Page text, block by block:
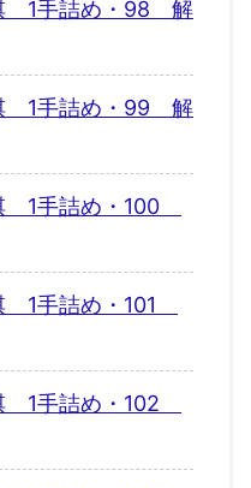
1手詰め・98 解
1手詰め・99 解
1手詰め・100
1手詰め・101
1手詰め・102